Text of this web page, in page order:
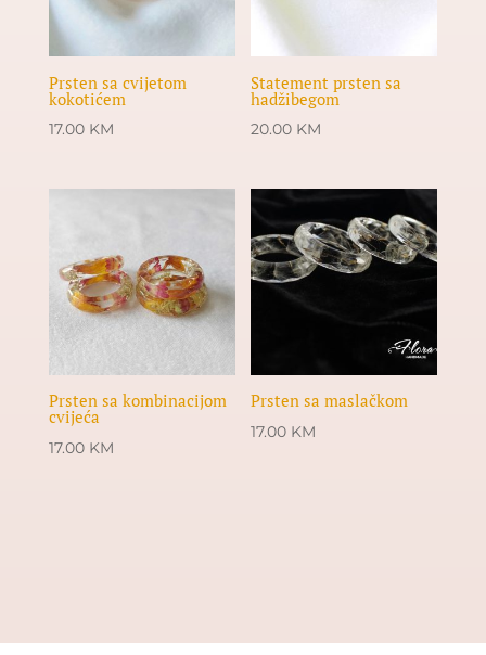
Prsten sa cvijetom
kokotićem
17.00 KM
Statement prsten sa
hadžibegom
20.00 KM
Prsten sa kombinacijom
cvijeća
17.00 KM
Prsten sa maslačkom
17.00 KM